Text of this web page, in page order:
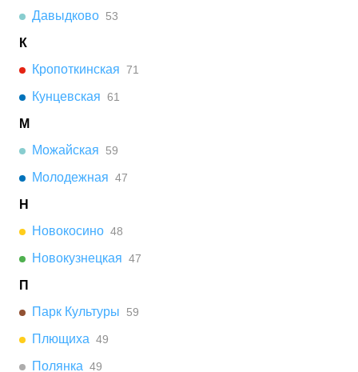
Давыдково 53
К
Кропоткинская 71
Кунцевская 61
М
Можайская
59
Молодежная 47
Н
Новокосино 48
Новокузнецкая 47
П
Парк Культуры
59
Плющиха 49
Полянка 49